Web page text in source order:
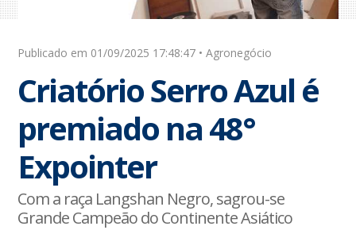
Publicado em 01/09/2025 17:48:47 • Agronegócio
Criatório Serro Azul é
premiado na 48°
Expointer
Com a raça Langshan Negro, sagrou-se
Grande Campeão do Continente Asiático